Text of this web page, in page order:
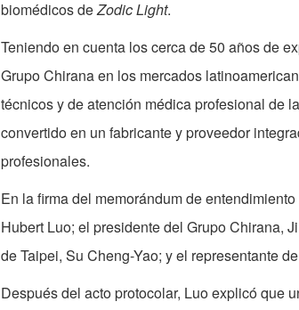
biomédicos deZodic Light.
Teniendo en cuenta los cerca de 50 años de
Grupo Chirana en los mercados
técnicos y de atención médica profesional de
convertido en un fabricante y proveedor
profesionales.
En la firma del memorándum de
Hubert Luo; el presidente del Grupo Chirana,
de Taipei, Su Cheng-Yao; y el representante
Después del acto protocolar, Luo explicó que